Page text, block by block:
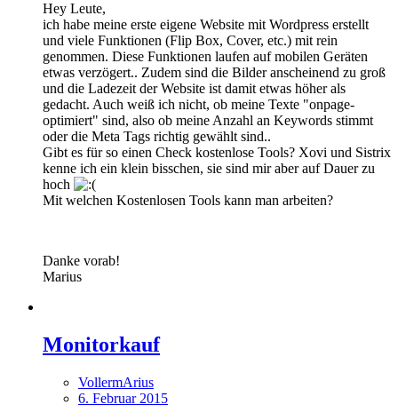
Hey Leute,
ich habe meine erste eigene Website mit Wordpress erstellt
und viele Funktionen (Flip Box, Cover, etc.) mit rein
genommen. Diese Funktionen laufen auf mobilen Geräten
etwas verzögert.. Zudem sind die Bilder anscheinend zu groß
und die Ladezeit der Website ist damit etwas höher als
gedacht. Auch weiß ich nicht, ob meine Texte "onpage-
optimiert" sind, also ob meine Anzahl an Keywords stimmt
oder die Meta Tags richtig gewählt sind..
Gibt es für so einen Check kostenlose Tools? Xovi und Sistrix
kenne ich ein klein bisschen, sie sind mir aber auf Dauer zu
hoch
Mit welchen Kostenlosen Tools kann man arbeiten?
Danke vorab!
Marius
Monitorkauf
VollermArius
6. Februar 2015